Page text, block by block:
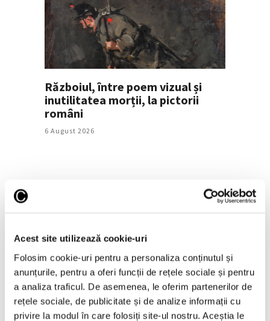
Acest site utilizează cookie-uri
Folosim cookie-uri pentru a personaliza conținutul și
anunțurile, pentru a oferi funcții de rețele sociale și pentru
a analiza traficul. De asemenea, le oferim partenerilor de
rețele sociale, de publicitate și de analize informații cu
privire la modul în care folosiți site-ul nostru. Aceștia le
Războiul, între poem vizual și
inutilitatea morții, la pictorii
români
6 August 2026
Prima retrospectivă completă în
America de Nord a operei
cineastului român Andrei Ujică